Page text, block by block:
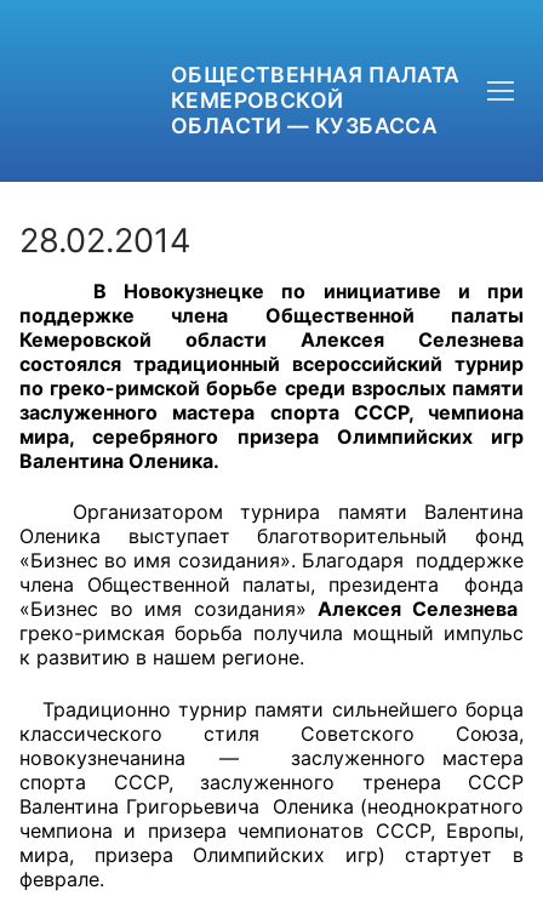
ОБЩЕСТВЕННАЯ ПАЛАТА
КЕМЕРОВСКОЙ
ОБЛАСТИ — КУЗБАССА
+7 (3842) 58-82-40
OPKO42@BK.RU
ОБРАТНАЯ СВЯЗЬ
Главная
Общественные советы
Общественные советы при территориальных
органах федеральных органов
исполнительной власти
Общественные советы по проведению
независимой оценки качества условий
оказания услуг
28.02.2014
В Новокузнецке по инициативе и при
поддержке члена Общественной палаты
Кемеровской области Алексея Селезнева
состоялся традиционный всероссийский турнир
по греко-римской борьбе среди взрослых памяти
заслуженного мастера спорта СССР, чемпиона
мира, серебряного призера Олимпийских игр
Валентина Оленика.
Организатором турнира памяти Валентина
Оленика выступает благотворительный фонд
«Бизнес во имя созидания». Благодаря поддержке
члена Общественной палаты, президента фонда
«Бизнес во имя созидания»Алексея Селезнева
греко-римская борьба получила мощный импульс
к развитию в нашем регионе.
Традиционно турнир памяти сильнейшего борца
классического стиля Советского Союза,
новокузнечанина — заслуженного мастера
спорта СССР, заслуженного тренера СССР
Валентина Григорьевича Оленика (неоднократного
чемпиона и призера чемпионатов СССР, Европы,
мира, призера Олимпийских игр) стартует в
феврале.